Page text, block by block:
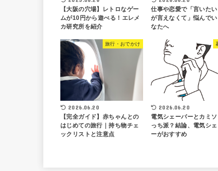
【大阪の穴場】レトロなゲー
ムが10円から遊べる！エレメ
カ研究所を紹介
仕事や恋愛で「言いた
が言えなくて」悩んで
なたへ
旅行・おでかけ
2026.06.20
【完全ガイド】赤ちゃんとの
はじめての旅行｜持ち物チェ
ックリストと注意点
2026.06.20
電気シェーバーとカミ
っち派？結論、電気シ
ーがおすすめ